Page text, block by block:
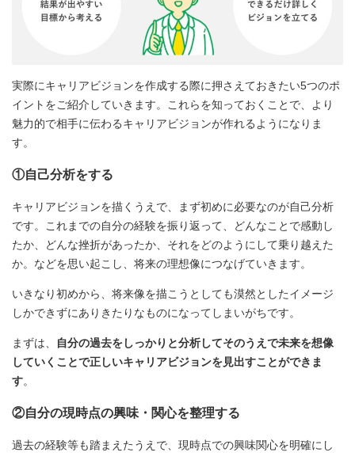
実際にキャリアビジョンを作成する際に押さえておきたい5つのポ
イントをご紹介していきます。これらを知っておくことで、より
魅力的で相手に伝わるキャリアビジョンが作れるようになりま
す。
①自己分析をする
キャリアビジョンを描くうえで、まず初めに必要なのが自己分析
です。これまでの自分の経験を振り返って、どんなことで感動し
たか、どんな挫折があったか、それをどのようにして乗り越えた
か。などを思い起こし、将来の理想像につなげていきます。
いきなり初めから、将来像を描こうとしても漠然としたイメージ
しかできずにありきたりなものになってしまいがちです。
まずは、
自分の過去をしっかりと分析してそのうえで未来を想像
していくことで正しいキャリアビジョンを見出すことができま
す。
②自分の現時点の興味・関心を整理する
過去の経験等も踏まえたうえで、現時点での興味関心を明確にし